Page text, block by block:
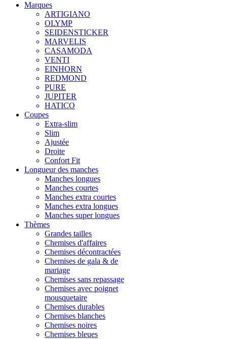
Marques
ARTIGIANO
OLYMP
SEIDENSTICKER
MARVELIS
CASAMODA
VENTI
EINHORN
REDMOND
PURE
JUPITER
HATICO
Coupes
Extra-slim
Slim
Ajustée
Droite
Confort Fit
Longueur des manches
Manches longues
Manches courtes
Manches extra courtes
Manches extra longues
Manches super longues
Thèmes
Grandes tailles
Chemises d'affaires
Chemises décontractées
Chemises de gala & de
mariage
Chemises sans repassage
Chemises avec poignet
mousquetaire
Chemises durables
Chemises blanches
Chemises noires
Chemises bleues